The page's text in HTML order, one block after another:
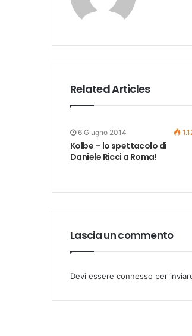
Related Articles
6 Giugno 2014
Kolbe – lo spettacolo di
Daniele Ricci a Roma!
Lascia un commento
Devi essere connesso per